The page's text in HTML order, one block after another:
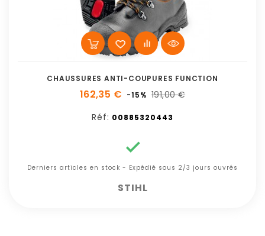
CHAUSSURES ANTI-COUPURES FUNCTION
162,35 € -15% 191,00 €
Réf: 00885320443

Derniers articles en stock - Expédié sous 2/3 jours ouvrés
STIHL